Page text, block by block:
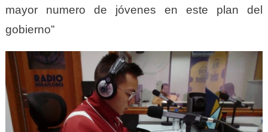
mayor numero de jóvenes en este plan del
gobierno”